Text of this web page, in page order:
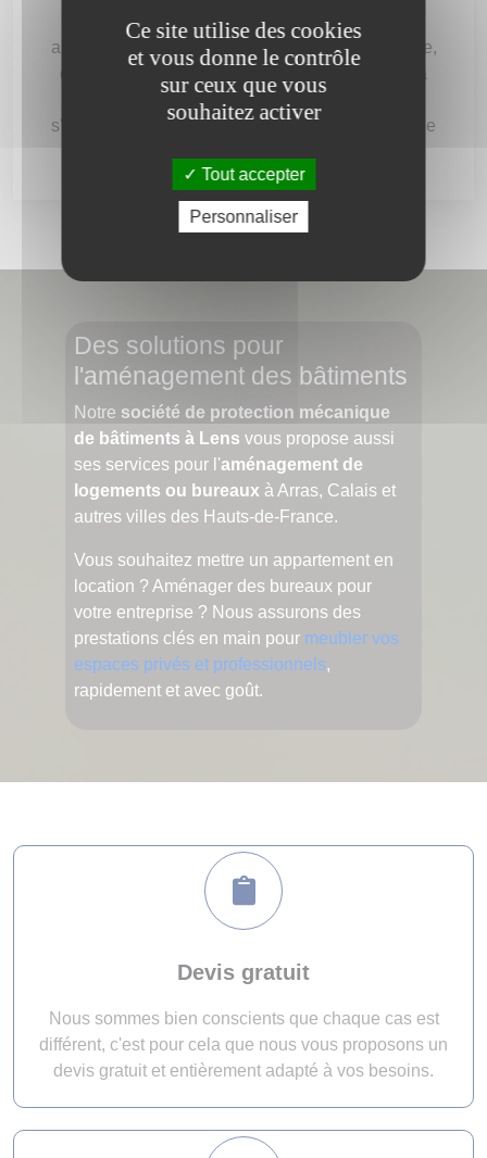
Nous mobilisons tous corps d'état pour vous
apporter une prestation de réhabilitation complète,
du débarras au nettoyage après travaux, pour la
revalorisation de votre bien immobilier, qu'il
s'agisse de maison, appartement, loft ou même de
Des solutions pour
l'aménagement des bâtiments
Notre société de protection mécanique
de bâtiments à Lens vous propose aussi
ses services pour l'aménagement de
logements ou bureaux à Arras, Calais et
autres villes des Hauts-de-France.
Vous souhaitez mettre un appartement en
location ? Aménager des bureaux pour
votre entreprise ? Nous assurons des
prestations clés en main pour meubler vos
espaces privés et professionnels,
rapidement et avec goût.
Devis gratuit
Nous sommes bien conscients que chaque cas est
différent, c'est pour cela que nous vous proposons un
devis gratuit et entièrement adapté à vos besoins.
Ce site utilise des cookies
et vous donne le contrôle
sur ceux que vous
souhaitez activer
Tout accepter
Personnaliser